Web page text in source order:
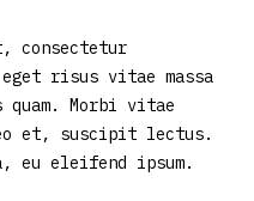
consectetur
risus vitae massa
quam. Morbi vitae
et, suscipit lectus.
eu eleifend ipsum.